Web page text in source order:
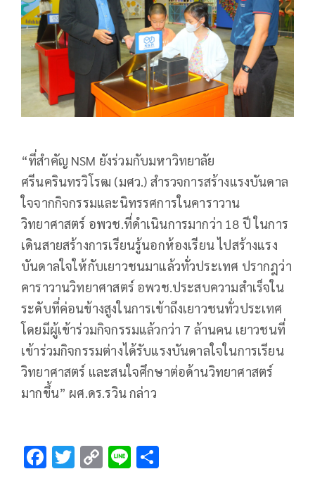
“ที่สำคัญ NSM ยังร่วมกับมหาวิทยาลัย
ศรีนครินทรวิโรฒ (มศว.) สำรวจการสร้างแรงบันดาล
ใจจากกิจกรรมและนิทรรศการในคาราวาน
วิทยาศาสตร์ อพวช.ที่ดำเนินการมากว่า 18 ปี ในการ
เดินสายสร้างการเรียนรู้นอกห้องเรียน ไปสร้างแรง
บันดาลใจให้กับเยาวชนมาแล้วทั่วประเทศ ปรากฎว่า
คาราวานวิทยาศาสตร์ อพวช.ประสบความสำเร็จใน
ระดับที่ค่อนข้างสูงในการเข้าถึงเยาวชนทั่วประเทศ
โดยมีผู้เข้าร่วมกิจกรรมแล้วกว่า 7 ล้านคน เยาวชนที่
เข้าร่วมกิจกรรมต่างได้รับแรงบันดาลใจในการเรียน
วิทยาศาสตร์ และสนใจศึกษาต่อด้านวิทยาศาสตร์
มากขึ้น” ผศ.ดร.รวิน กล่าว
F T C Li